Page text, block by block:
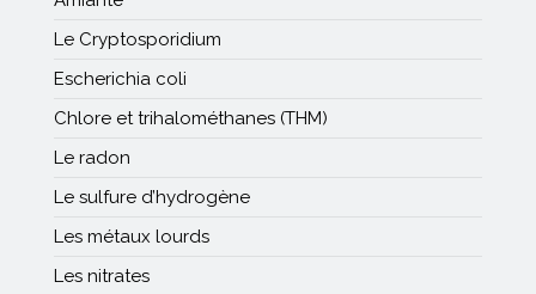
Le Cryptosporidium
Escherichia coli
Chlore et trihalométhanes (THM)
Le radon
Le sulfure d’hydrogène
Les métaux lourds
Les nitrates